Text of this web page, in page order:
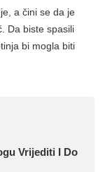
a čini se da je
Da biste spasili
bi mogla biti
Vrijediti I Do